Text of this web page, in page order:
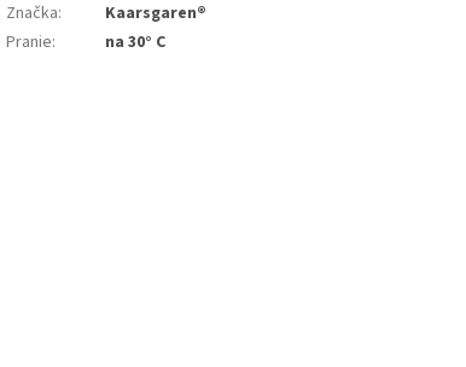
Značka:
Kaarsgaren®
Pranie: na 30° C